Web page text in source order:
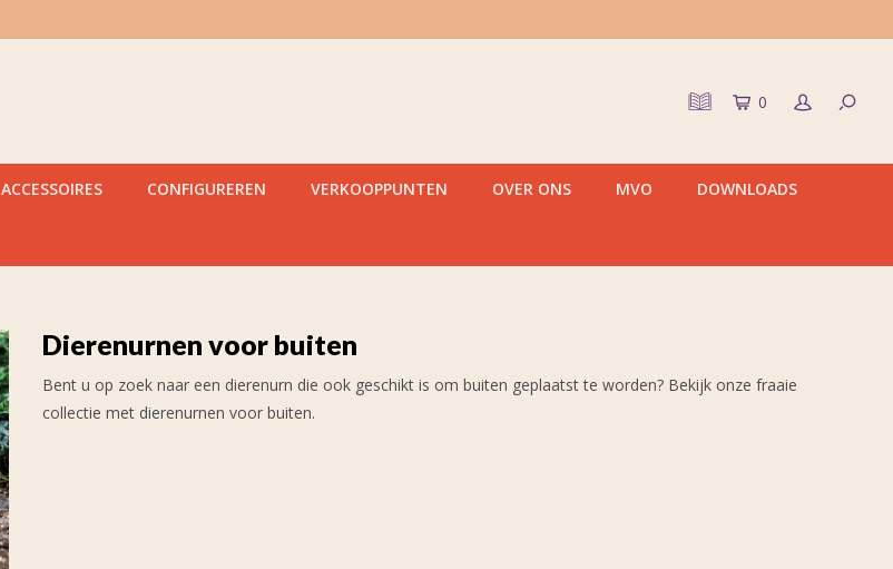
0
ACCESSOIRES CONFIGUREREN VERKOOPPUNTEN OVER ONS MVO DOWNLOADS
Dierenurnen voor buiten
Bent u op zoek naar een dierenurn die ook geschikt is om buiten geplaatst te worden? Bekijk onze fraaie
collectie met dierenurnen voor buiten.